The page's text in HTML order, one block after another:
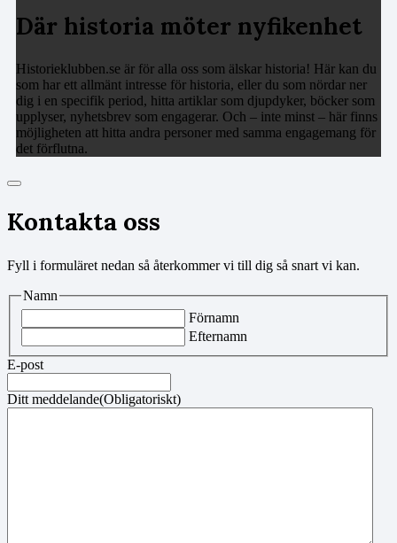
Där historia möter nyfikenhet
Historieklubben.se är för alla oss som älskar historia! Här kan du
som har ett allmänt intresse för historia, eller du som nördar ner
dig i en specifik period, hitta artiklar som djupdyker, böcker som
upplyser, nyhetsbrev som engagerar. Och – inte minst – här finns
möjligheten att hitta andra personer med samma engagemang för
det förflutna.
Kontakta oss
Fyll i formuläret nedan så återkommer vi till dig så snart vi kan.
Namn
Förnamn
Efternamn
E-post
Ditt meddelande(Obligatoriskt)